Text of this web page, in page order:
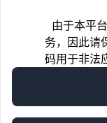
由于本平
务，因此请
码用于非法